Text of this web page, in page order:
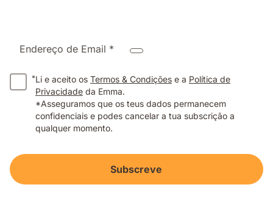
Endereço de Email *
*Li e aceito os Termos & Condições e a Política de
Privacidade da Emma.
*Asseguramos que os teus dados permanecem
confidenciais e podes cancelar a tua subscrição a
qualquer momento.
Subscreve